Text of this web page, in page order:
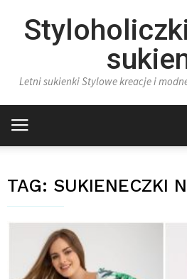
Letni sukienki Stylowe kreacje i
TAG: SUKIENECZKI